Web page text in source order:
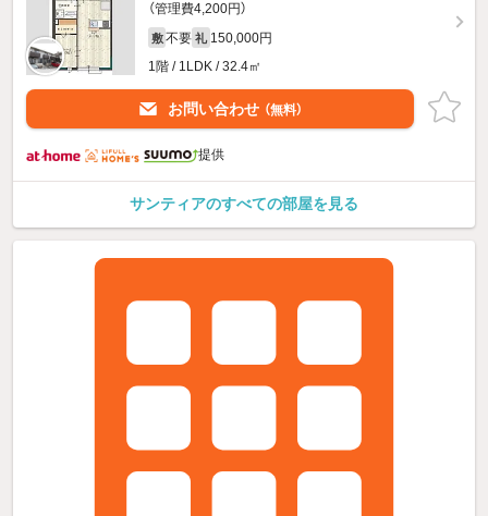
（管理費4,200円）
敷 不要 礼 150,000円
1階 / 1LDK / 32.4㎡
お問い合わせ （無料）
提供
サンティアのすべての部屋を見る